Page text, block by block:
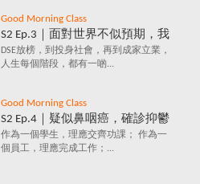
Good Morning Class
S2 Ep.3｜面對世界不似預期，我
要保持憤怒？｜負面情緒背後鮮
為人知的含義，你知道嗎？
DSE放榜，到投身社會，再到成家立業，
人生每個階段，都有一啲...
Good Morning Class
S2 Ep.4｜疑似鼻咽癌，確診抑鬱
症，究竟點解會咁？唔洗睇醫
生，唔洗食藥，都可以打敗抑鬱
作為一個學生，理應交齊功課； 作為一
個員工，理應完成工作；...